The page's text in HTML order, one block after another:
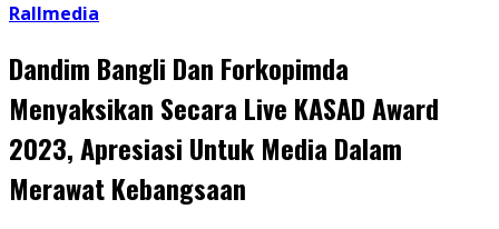
Rallmedia
Dandim Bangli Dan Forkopimda
Menyaksikan Secara Live KASAD Award
2023, Apresiasi Untuk Media Dalam
Merawat Kebangsaan